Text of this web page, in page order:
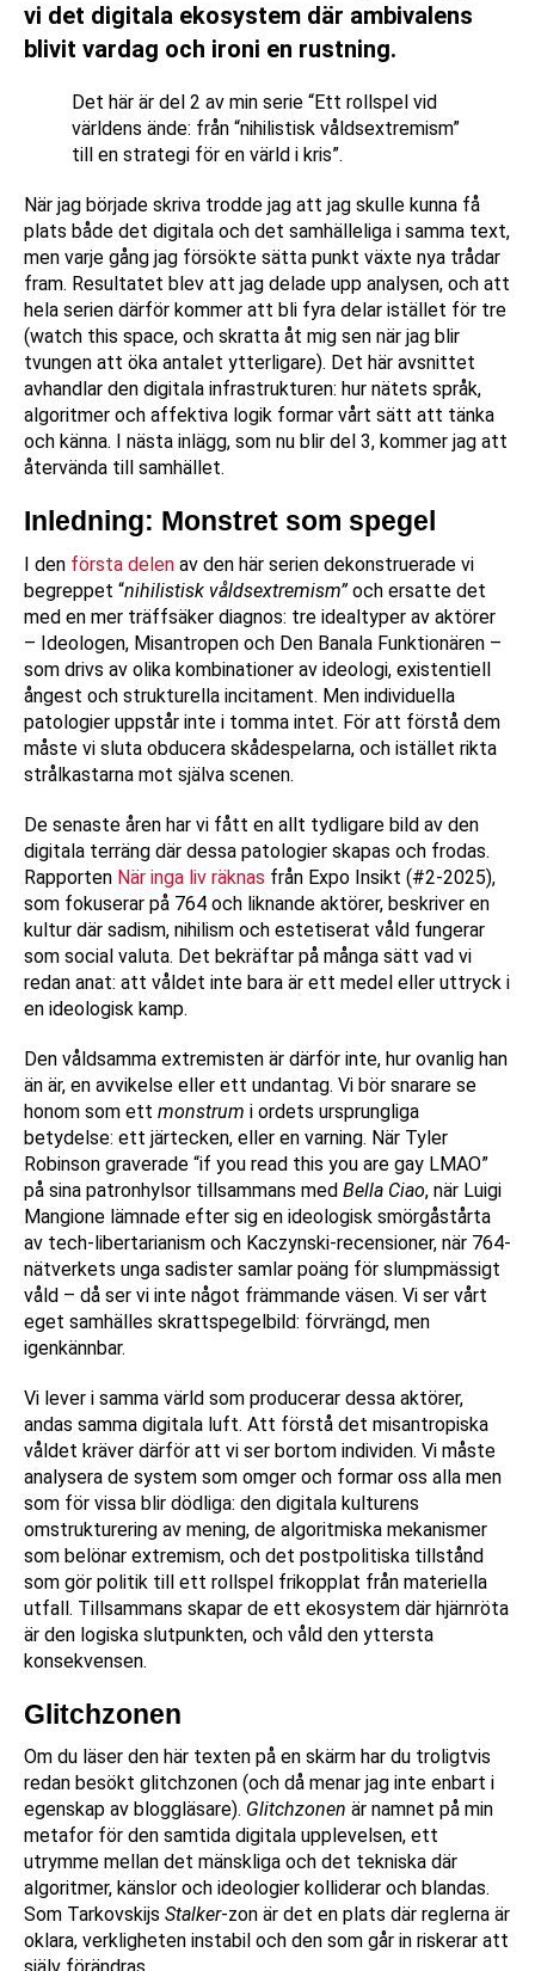
vi det digitala ekosystem där ambivalens
blivit vardag och ironi en rustning.
Det här är del 2 av min serie “Ett rollspel vid
världens ände: från “nihilistisk våldsextremism”
till en strategi för en värld i kris”.
När jag började skriva trodde jag att jag skulle kunna få
plats både det digitala och det samhälleliga i samma text,
men varje gång jag försökte sätta punkt växte nya trådar
fram. Resultatet blev att jag delade upp analysen, och att
hela serien därför kommer att bli fyra delar istället för tre
(watch this space, och skratta åt mig sen när jag blir
tvungen att öka antalet ytterligare). Det här avsnittet
avhandlar den digitala infrastrukturen: hur nätets språk,
algoritmer och affektiva logik formar vårt sätt att tänka
och känna. I nästa inlägg, som nu blir del 3, kommer jag att
återvända till samhället.
Inledning: Monstret som spegel
I den första delen av den här serien dekonstruerade vi
begreppet “nihilistisk våldsextremism”och ersatte det
med en mer träffsäker diagnos: tre idealtyper av aktörer
– Ideologen, Misantropen och Den Banala Funktionären –
som drivs av olika kombinationer av ideologi, existentiell
ångest och strukturella incitament. Men individuella
patologier uppstår inte i tomma intet. För att förstå dem
måste vi sluta obducera skådespelarna, och istället rikta
strålkastarna mot själva scenen.
De senaste åren har vi fått en allt tydligare bild av den
digitala terräng där dessa patologier skapas och frodas.
Rapporten När inga liv räknas från Expo Insikt (#2-2025),
som fokuserar på 764 och liknande aktörer, beskriver en
kultur där sadism, nihilism och estetiserat våld fungerar
som social valuta. Det bekräftar på många sätt vad vi
redan anat: att våldet inte bara är ett medel eller uttryck i
en ideologisk kamp.
Den våldsamma extremisten är därför inte, hur ovanlig han
än är, en avvikelse eller ett undantag. Vi bör snarare se
honom som ett monstrum i ordets ursprungliga
betydelse: ett järtecken, eller en varning. När Tyler
Robinson graverade “if you read this you are gay LMAO”
på sina patronhylsor tillsammans med Bella Ciao, när Luigi
Mangione lämnade efter sig en ideologisk smörgåstårta
av tech-libertarianism och Kaczynski-recensioner, när 764-
nätverkets unga sadister samlar poäng för slumpmässigt
våld – då ser vi inte något främmande väsen. Vi ser vårt
eget samhälles skrattspegelbild: förvrängd, men
igenkännbar.
Vi lever i samma värld som producerar dessa aktörer,
andas samma digitala luft. Att förstå det misantropiska
våldet kräver därför att vi ser bortom individen. Vi måste
analysera de system som omger och formar oss alla men
som för vissa blir dödliga: den digitala kulturens
omstrukturering av mening, de algoritmiska mekanismer
som belönar extremism, och det postpolitiska tillstånd
som gör politik till ett rollspel frikopplat från materiella
utfall. Tillsammans skapar de ett ekosystem där hjärnröta
är den logiska slutpunkten, och våld den yttersta
konsekvensen.
Glitchzonen
Om du läser den här texten på en skärm har du troligtvis
redan besökt glitchzonen (och då menar jag inte enbart i
egenskap av bloggläsare). Glitchzonen är namnet på min
metafor för den samtida digitala upplevelsen, ett
utrymme mellan det mänskliga och det tekniska där
algoritmer, känslor och ideologier kolliderar och blandas.
Som Tarkovskijs Stalker-zon är det en plats där reglerna är
oklara, verkligheten instabil och den som går in riskerar att